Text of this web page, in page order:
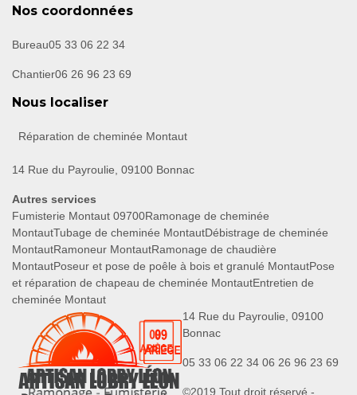
Nos coordonnées
Bureau05 33 06 22 34
Chantier06 26 96 23 69
Nous localiser
Réparation de cheminée Montaut
14 Rue du Payroulie, 09100 Bonnac
Autres services
Fumisterie Montaut 09700Ramonage de cheminée
MontautTubage de cheminée MontautDébistrage de cheminée
MontautRamoneur MontautRamonage de chaudière
MontautPoseur et pose de poêle à bois et granulé MontautPose
et réparation de chapeau de cheminée MontautEntretien de
cheminée Montaut
14 Rue du Payroulie, 09100
Bonnac
05 33 06 22 34 06 26 96 23 69
©2019 Tout droit réservé -